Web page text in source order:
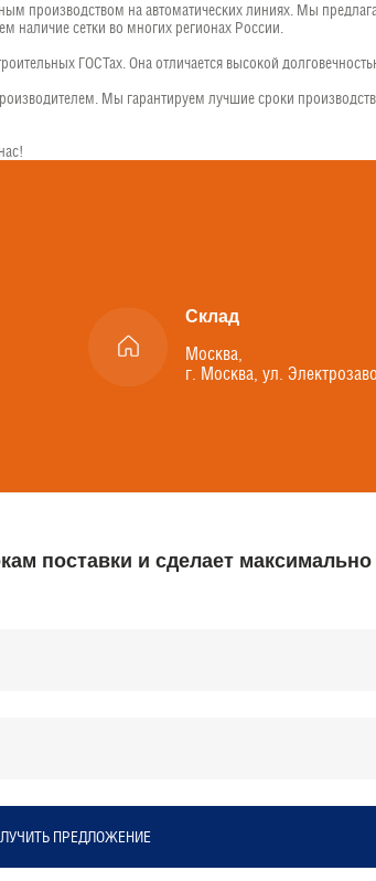
производством на автоматических линиях. Мы
наличие сетки во многих регионах России.
ГОСТах. Она отличается высокой
Мы гарантируем лучшие сроки
Склад
Москва,
г. Москва, ул.
поставки и сделает
ПРЕДЛОЖЕНИЕ